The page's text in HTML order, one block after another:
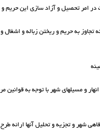
تجاوز به حریم و ریختن زباله و اشغال و
و مسیلهای شهر با توجه به قوانین